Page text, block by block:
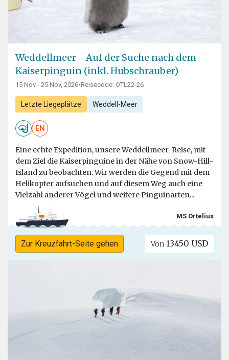
Weddellmeer - Auf der Suche nach dem
Kaiserpinguin (inkl. Hubschrauber)
15 Nov - 25 Nov, 2026•Reisecode: OTL22-26
Letzte Liegeplätze Weddell-Meer
EN
Eine echte Expedition, unsere Weddellmeer-Reise, mit
dem Ziel die Kaiserpinguine in der Nähe von Snow-Hill-
Island zu beobachten. Wir werden die Gegend mit dem
Helikopter aufsuchen und auf diesem Weg auch eine
Vielzahl anderer Vögel und weitere Pinguinarten...
MS Ortelius
Zur Kreuzfahrt-Seite gehen Von 13450 USD